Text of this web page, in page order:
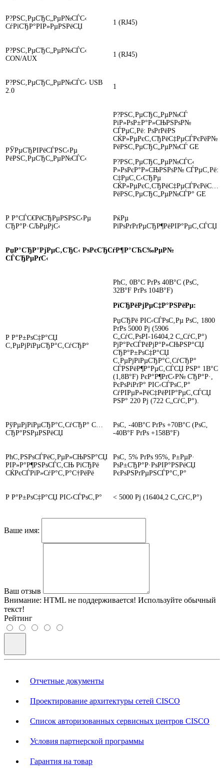
Р?РЅС‚РµСЂС„РµР№СЃС‹
СѓРїСЂР°РІР»РµРЅРёСЏ
1 (RJ45)
Р?РЅС‚РµСЂС„РµР№СЃС‹
CON/AUX
1 (RJ45)
Р?РЅС‚РµСЂС„РµР№СЃС‹ USB
2.0
1
РЎРµСЂРІРёСЃРЅС‹Рµ
РёРЅС‚РµСЂС„РµР№СЃС‹
Р?РЅС‚РµСЂС„РµР№СЃ
РіР»РѕР±Р°Р»СЊРЅРѕР№
СЃРµС‚Рё: РѕРґРёРЅ
СЌР»РµРєС‚СЂРёС‡РµСЃРєРёР№
РёРЅС‚РµСЂС„РµР№СЃ GE
Р?РЅС‚РµСЂС„РµР№СЃС‹
Р»РѕРєР°Р»СЊРЅРѕР№ СЃРµС‚Рё:
С‡РµС‚С‹СЂРµ
СЌР»РµРєС‚СЂРёС‡РµСЃРєРёС…
РёРЅС‚РµСЂС„РµР№СЃР° GE
Р Р°СЃС€РёСЂРµРЅРЅС‹Рµ
СЂР°Р·СЉРµРјС‹
РќРµ
РїРѕРґРґРµСЂР¶РёРІР°РµС‚СЃСЏ
РџР°СЂР°РјРµС‚СЂС‹ РѕРєСЂСѓР¶Р°СЋС‰РµР№
СЃСЂРµРґС‹
Р Р°Р±РѕС‡Р°СЏ
С‚РµРјРїРµСЂР°С‚СѓСЂР°
РћС‚ 0В°C РґРѕ 40В°C (РѕС‚
32В°F РґРѕ 104В°F)
РїСЂРёРјРµС‡Р°РЅРёРµ:
РџСЂРё РІС‹СЃРѕС‚Рµ РѕС‚ 1800
РґРѕ 5000 Рј (5906
С„СѓС‚РѕРІ-16404,2 С„СѓС‚Р°)
РјР°РєСЃРёРјР°Р»СЊРЅР°СЏ
СЂР°Р±РѕС‡Р°СЏ
С‚РµРјРїРµСЂР°С‚СѓСЂР°
СЃРЅРёР¶Р°РµС‚СЃСЏ РЅР° 1В°C
(1,8В°F) РєР°Р¶РґС‹Р№ СЂР°Р·,
РєРѕРіРґР° РІС‹СЃРѕС‚Р°
СѓРІРµР»РёС‡РёРІР°РµС‚СЃСЏ
РЅР° 220 Рј (722 С„СѓС‚Р°).
РўРµРјРїРµСЂР°С‚СѓСЂР° С…
СЂР°РЅРµРЅРёСЏ
РѕС‚ -40В°C РґРѕ +70В°C (РѕС‚
-40В°F РґРѕ +158В°F)
РћС‚РЅРѕСЃРёС‚РµР»СЊРЅР°СЏ
РІР»Р°Р¶РЅРѕСЃС‚СЊ РїСЂРё
СЌРєСЃРїР»СѓР°С‚Р°С†РёРё
РѕС‚ 5% РґРѕ 95%, Р±РµР·
РѕР±СЂР°Р·РѕРІР°РЅРёСЏ
РєРѕРЅРґРµРЅСЃР°С‚Р°
Р Р°Р±РѕС‡Р°СЏ РІС‹СЃРѕС‚Р° < 5000 Рј (16404,2 С„СѓС‚Р°)
Ваше имя:
Ваш отзыв
Внимание: HTML не поддерживается! Используйте обычный
текст!
Рейтинг
Отчетные документы
Проектирование архитектуры сетей CISCO
Список авторизованных сервисных центров CISCO
Условия партнерской программы
Гарантия на товар